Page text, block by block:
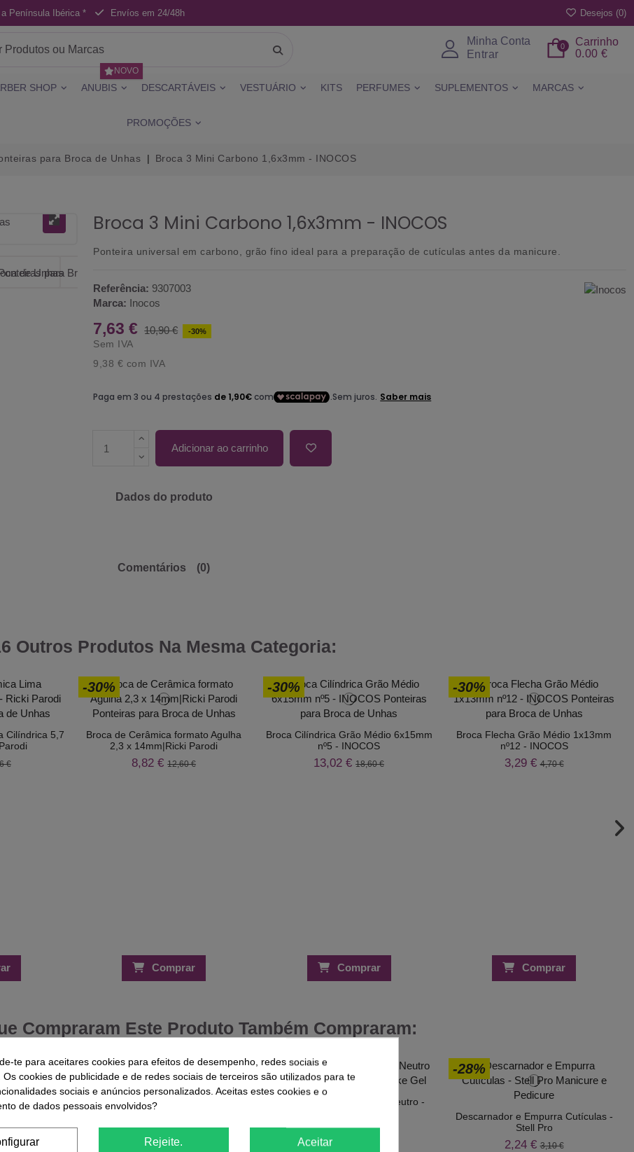
Península Ibérica * Envíos em 24/48h Desejos (0)
Minha Conta
Entrar
Carrinho
0
0.00 €
SHOP ANUBIS
NOVO
DESCARTÁVEIS VESTUÁRIO KITS PERFUMES SUPLEMENTOS MARCAS
PROMOÇÕES
para Broca de Unhas Broca 3 Mini Carbono 1,6x3mm - INOCOS
Broca 3 Mini Carbono 1,6x3mm - INOCOS
Ponteira universal em carbono, grão fino ideal para a preparação de cutículas antes da manicure.
Referência: 9307003
Marca: Inocos
7,63 € 10,90 € -30%
Sem IVA
9,38 € com IVA
Adicionar ao carrinho
Dados do produto
Comentários
(0)
Outros Produtos Na Mesma Categoria:
Cilíndrica 5,7
€
-30%
Broca de Cerâmica formato Agulha
2,3 x 14mm|Ricki Parodi
8,82 €12,60 €
Comprar
-30%
Broca Cilíndrica Grão Médio 6x15mm
nº5 - INOCOS
13,02 €18,60 €
Comprar
-30%
Broca Flecha Grão Médio 1x13mm
nº12 - INOCOS
3,29 €4,70 €
Comprar
Compraram Este Produto Também Compraram:
c/ Tampa |
€
-44,09%
Plastic T03 10.5ml
5,21 €9,31 €
-30%
Verniz Like Gel 108 Nude Neutro -
2,17 €3,09 €
-28%
Descarnador e Empurra Cutículas -
Stell Pro
2,24 €3,10 €
te para aceitares cookies para efeitos de desempenho, redes sociais e
Os cookies de publicidade e de redes sociais de terceiros são utilizados para te
sociais e anúncios personalizados. Aceitas estes cookies e o
de dados pessoais envolvidos?
Rejeite. Aceitar